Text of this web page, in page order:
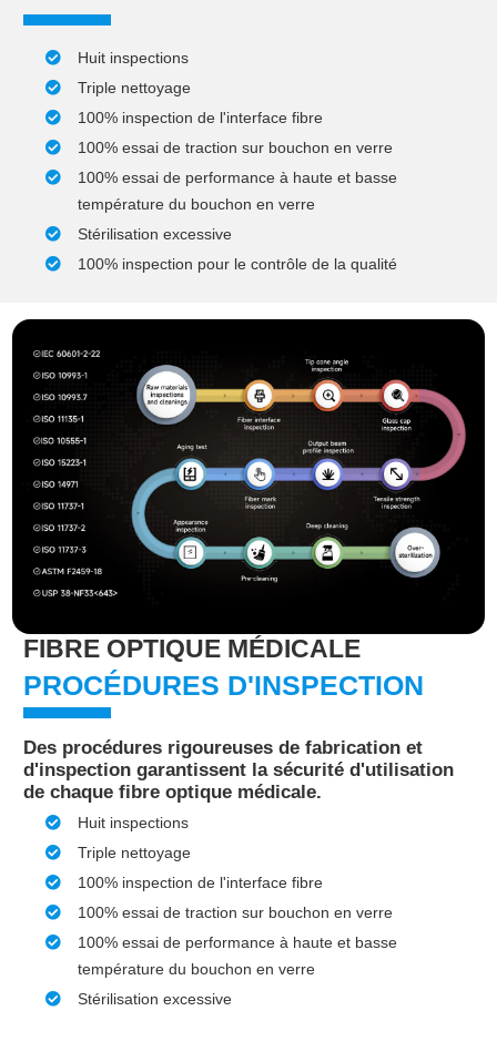
Huit inspections
Triple nettoyage
100% inspection de l'interface fibre
100% essai de traction sur bouchon en verre
100% essai de performance à haute et basse
température du bouchon en verre
Stérilisation excessive
100% inspection pour le contrôle de la qualité
FIBRE OPTIQUE MÉDICALE
PROCÉDURES D'INSPECTION
Des procédures rigoureuses de fabrication et
d'inspection garantissent la sécurité d'utilisation
de chaque fibre optique médicale.
Huit inspections
Triple nettoyage
100% inspection de l'interface fibre
100% essai de traction sur bouchon en verre
100% essai de performance à haute et basse
température du bouchon en verre
Stérilisation excessive